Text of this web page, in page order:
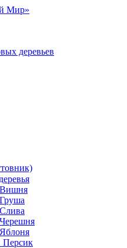
деревьев
Вишня
Персик